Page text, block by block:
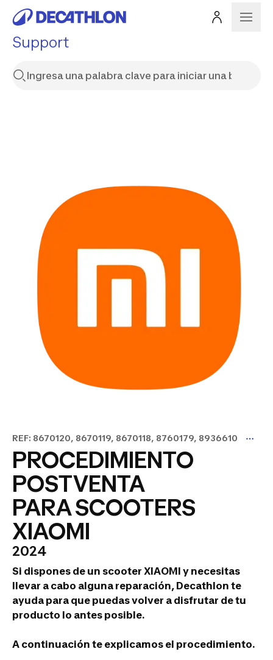
Support
REF: 8670120, 8670119, 8670118, 8760179, 8936610
PROCEDIMIENTO
POSTVENTA
PARA SCOOTERS
XIAOMI
2024
Si dispones de un scooter XIAOMI y necesitas
llevar a cabo alguna reparación, Decathlon te
ayuda para que puedas volver a disfrutar de tu
producto lo antes posible.
A continuación te explicamos el procedimiento.